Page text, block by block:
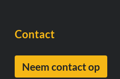
Contact
Neem contact op